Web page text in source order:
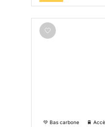
💚 Bas carbone 🚆